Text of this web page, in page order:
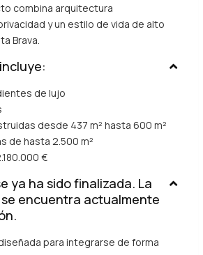
combina arquitectura
y un estilo de vida de alto
Brava.
de lujo
desde 437 m² hasta 600 m²
de hasta 2.500 m²
€
ya ha sido finalizada. La
encuentra actualmente
para integrarse de forma